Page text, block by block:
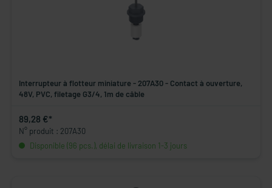
Interrupteur à flotteur miniature - 207A30 - Contact à ouverture,
48V, PVC, filetage G3/4, 1m de câble
89,28 €*
N° produit : 207A30
Disponible (96 pcs.), délai de livraison 1-3 jours